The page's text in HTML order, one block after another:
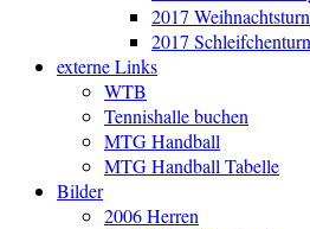
2017
2017
externe Links
WTB
Tennishalle buchen
MTG Handball
MTG Handball Tabelle
Bilder
2006 Herren